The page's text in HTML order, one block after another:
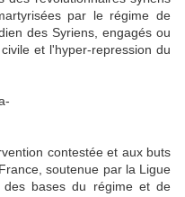
par le régime de
des Syriens, engagés ou
et l'hyper-repression du
contestée et aux buts
soutenue par la Ligue
bases du régime et de